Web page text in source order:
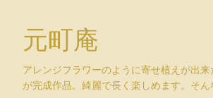
元町庵
アレンジフラワーのように寄せ植えが出
が完成作品。綺麗で長く楽しめます。そ